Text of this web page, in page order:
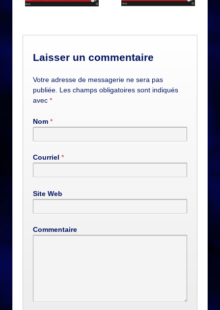
Laisser un commentaire
Votre adresse de messagerie ne sera pas
publiée. Les champs obligatoires sont indiqués
avec *
Nom *
Courriel *
Site Web
Commentaire